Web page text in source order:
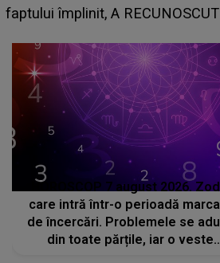
faptului împlinit, A
HOROSCOP 7 august 2026.
care intră într-o perioadă
de încercări. Problemele se
din toate părțile, iar o veste